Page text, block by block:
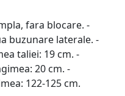
fara blocare. -
buzunare laterale. -
taliei: 19 cm. -
20 cm. -
122-125 cm.